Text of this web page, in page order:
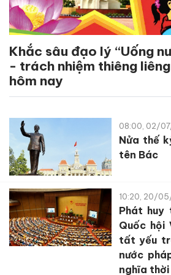
Khắc sâu đạo lý “Uống
- trách nhiệm thiêng
hôm nay
08:00, 02/
Nửa thế
tên Bác
10:20, 20/
Phát huy
Quốc hội
tất yếu
nước
nghĩa